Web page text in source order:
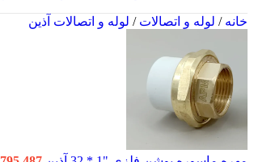
خانه/ لوله و اتصالات/ لوله و اتصالات آذین